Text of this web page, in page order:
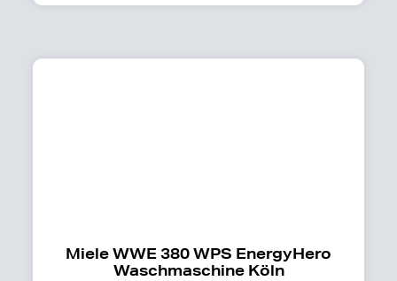
Miele WWE 380 WPS EnergyHero
Waschmaschine Köln